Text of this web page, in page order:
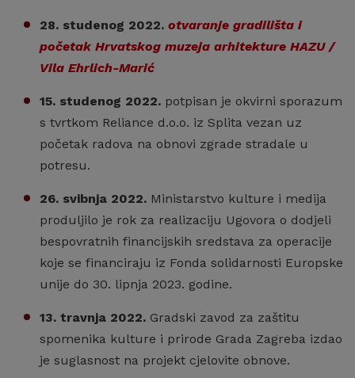
28. studenog 2022. otvaranje gradilišta i
početak Hrvatskog muzeja arhitekture HAZU /
Vila Ehrlich-Marić
15. studenog 2022. potpisan je okvirni sporazum
s tvrtkom Reliance d.o.o. iz Splita vezan uz
početak radova na obnovi zgrade stradale u
potresu.
26. svibnja 2022. Ministarstvo kulture i medija
produljilo je rok za realizaciju Ugovora o dodjeli
bespovratnih financijskih sredstava za operacije
koje se financiraju iz Fonda solidarnosti Europske
unije do 30. lipnja 2023. godine.
13. travnja 2022. Gradski zavod za zaštitu
spomenika kulture i prirode Grada Zagreba izdao
je suglasnost na projekt cjelovite obnove.